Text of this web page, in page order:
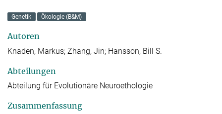
Genetik Ökologie (B&M)
Autoren
Knaden, Markus; Zhang, Jin; Hansson, Bill S.
Abteilungen
Abteilung für Evolutionäre Neuroethologie
Zusammenfassung